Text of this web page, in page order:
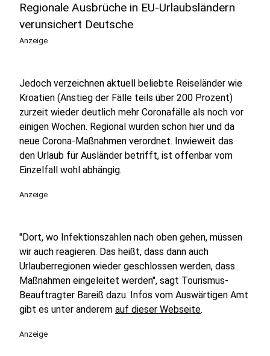
Regionale Ausbrüche in EU-Urlaubsländern
verunsichert Deutsche
Anzeige
Jedoch verzeichnen aktuell beliebte Reiseländer wie
Kroatien (Anstieg der Fälle teils über 200 Prozent)
zurzeit wieder deutlich mehr Coronafälle als noch vor
einigen Wochen. Regional wurden schon hier und da
neue Corona-Maßnahmen verordnet. Inwieweit das
den Urlaub für Ausländer betrifft, ist offenbar vom
Einzelfall wohl abhängig.
Anzeige
"Dort, wo Infektionszahlen nach oben gehen, müssen
wir auch reagieren. Das heißt, dass dann auch
Urlauberregionen wieder geschlossen werden, dass
Maßnahmen eingeleitet werden", sagt Tourismus-
Beauftragter Bareiß dazu. Infos vom Auswärtigen Amt
gibt es unter anderem auf dieser Webseite.
Anzeige